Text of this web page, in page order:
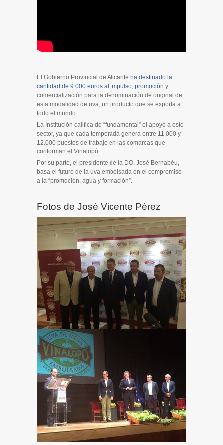
El Gobierno Provincial de Alicante ha destinado la
cantidad de 9.000 euros al impulso, promoción y
comercialización para la denominación de original de
esta modalidad de uva, un producto que se exporta a
todo el mundo.
La Institución califica de “fundamental” el apoyo a este
sector, ya que cada temporada genera entre 11.000 y
12.000 puestos de trabajo en las comarcas que
conforman el Vinalopó.
Por su parte, el presidente de la DO, José Bernabéu,
basa el futuro de la uva embolsada en el compromiso
a la “promoción, agua y formación”.
Fotos de José Vicente Pérez